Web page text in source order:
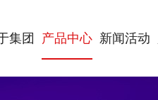
集团 产品中心 新闻活动